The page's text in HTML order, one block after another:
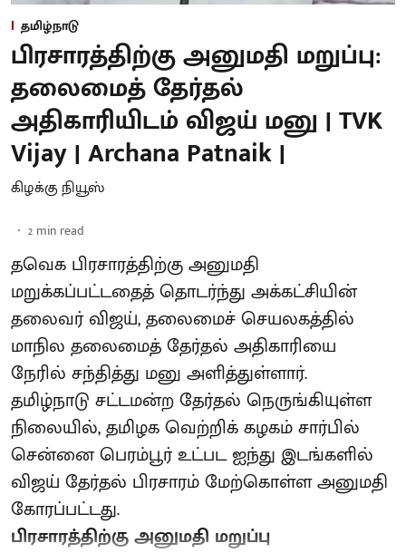
தமிழ்நாடு
பிரசாரத்திற்கு அனுமதி மறுப்பு:
தலைமைத் தேர்தல்
அதிகாரியிடம் விஜய் மனு | TVK
Vijay | Archana Patnaik |
கிழக்கு நியூஸ்
2 min read
தவெக பிரசாரத்திற்கு அனுமதி
மறுக்கப்பட்டதைத் தொடர்ந்து அக்கட்சியின்
தலைவர் விஜய், தலைமைச் செயலகத்தில்
மாநில தலைமைத் தேர்தல் அதிகாரியை
நேரில் சந்தித்து மனு அளித்துள்ளார்.
தமிழ்நாடு சட்டமன்ற தேர்தல் நெருங்கியுள்ள
நிலையில், தமிழக வெற்றிக் கழகம் சார்பில்
சென்னை பெரம்பூர் உட்பட ஐந்து இடங்களில்
விஜய் தேர்தல் பிரசாரம் மேற்கொள்ள அனுமதி
கோரப்பட்டது.
பிரசாரத்திற்கு அனுமதி மறுப்பு